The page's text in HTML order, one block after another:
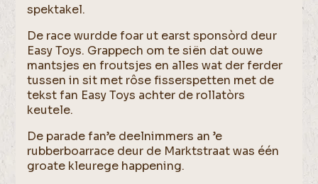
spektakel.
De race wurdde foar ut earst sponsòrd deur
Easy Toys. Grappech om te siën dat ouwe
mantsjes en froutsjes en alles wat der ferder
tussen in sit met rôse fisserspetten met de
tekst fan Easy Toys achter de rollatòrs
keutele.
De parade fan’e deelnimmers an ’e
rubberboarrace deur de Marktstraat was één
groate kleurege happening.